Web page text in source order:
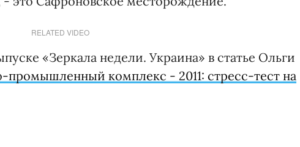
RELATED VIDEO
«Зеркала недели. Украина» в статье Ольги
промышленный комплекс - 2011: стресс-тест на